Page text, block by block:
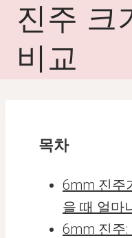
진주 크
비교
목차
6mm 진주
을 때 얼마
6mm 진주: